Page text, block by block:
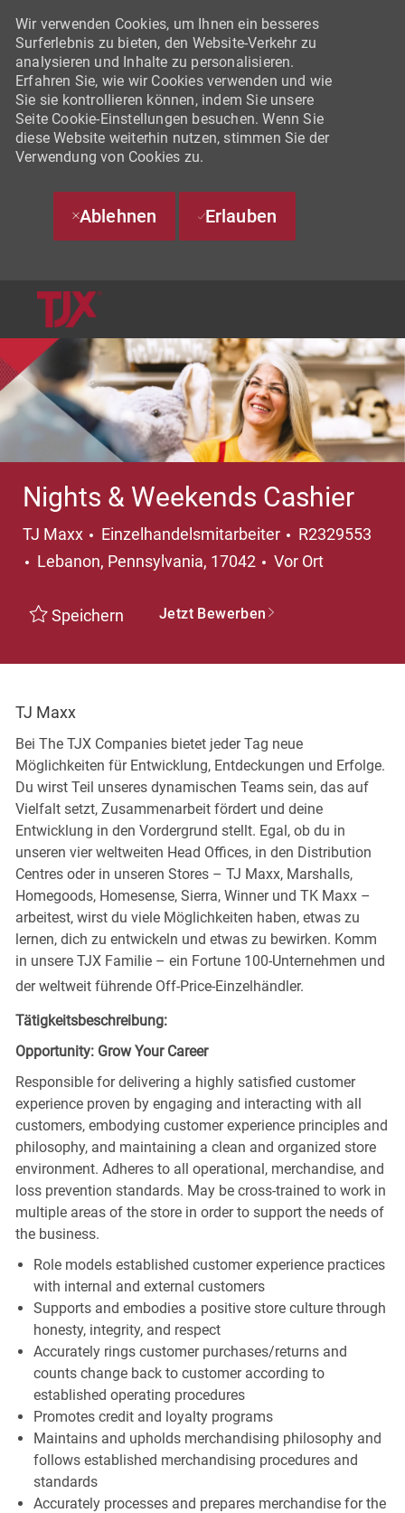
Wir verwenden Cookies, um Ihnen ein besseres
Surferlebnis zu bieten, den Website-Verkehr zu
analysieren und Inhalte zu personalisieren.
Erfahren Sie, wie wir Cookies verwenden und wie
Sie sie kontrollieren können, indem Sie unsere
Seite Cookie-Einstellungen besuchen. Wenn Sie
diese Website weiterhin nutzen, stimmen Sie der
Verwendung von Cookies zu.
Ablehnen Erlauben
Nights & Weekends Cashier
TJ Maxx Kategorie
Einzelhandelsmitarbeiter
R2329553
Ort
Lebanon, Pennsylvania, 17042 Vor Ort
Speichern Jetzt Bewerben
TJ Maxx
Bei The TJX Companies bietet jeder Tag neue
Möglichkeiten für Entwicklung, Entdeckungen und Erfolge.
Du wirst Teil unseres dynamischen Teams sein, das auf
Vielfalt setzt, Zusammenarbeit fördert und deine
Entwicklung in den Vordergrund stellt. Egal, ob du in
unseren vier weltweiten Head Offices, in den Distribution
Centres oder in unseren Stores – TJ Maxx, Marshalls,
Homegoods, Homesense, Sierra, Winner und TK Maxx –
arbeitest, wirst du viele Möglichkeiten haben, etwas zu
lernen, dich zu entwickeln und etwas zu bewirken. Komm
in unsere TJX Familie – ein Fortune 100-Unternehmen und
der weltweit führende Off-Price-Einzelhändler.
Tätigkeitsbeschreibung:
Opportunity: Grow Your Career
Responsible for delivering a highly satisfied customer
experience proven by engaging and interacting with all
customers, embodying customer experience principles and
philosophy, and maintaining a clean and organized store
environment. Adheres to all operational, merchandise, and
loss prevention standards. May be cross-trained to work in
multiple areas of the store in order to support the needs of
the business.
Role models established customer experience practices
with internal and external customers
Supports and embodies a positive store culture through
honesty, integrity, and respect
Accurately rings customer purchases/returns and
counts change back to customer according to
established operating procedures
Promotes credit and loyalty programs
Maintains and upholds merchandising philosophy and
follows established merchandising procedures and
standards
Accurately processes and prepares merchandise for the